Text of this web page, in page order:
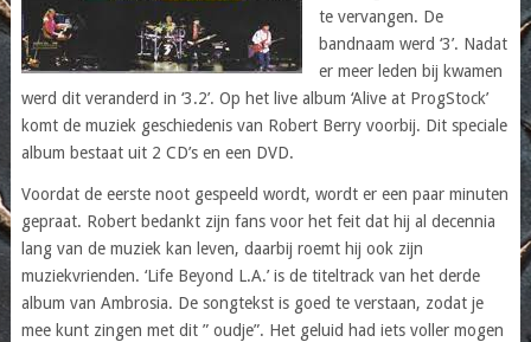
te vervangen. De
bandnaam werd ‘3’. Nadat
er meer leden bij kwamen
werd dit veranderd in ‘3.2’. Op het live album ‘Alive at ProgStock’
komt de muziek geschiedenis van Robert Berry voorbij. Dit speciale
album bestaat uit 2 CD’s en een DVD.
Voordat de eerste noot gespeeld wordt, wordt er een paar minuten
gepraat. Robert bedankt zijn fans voor het feit dat hij al decennia
lang van de muziek kan leven, daarbij roemt hij ook zijn
muziekvrienden. ‘Life Beyond L.A.’ is de titeltrack van het derde
album van Ambrosia. De songtekst is goed te verstaan, zodat je
mee kunt zingen met dit ” oudje”. Het geluid had iets voller mogen